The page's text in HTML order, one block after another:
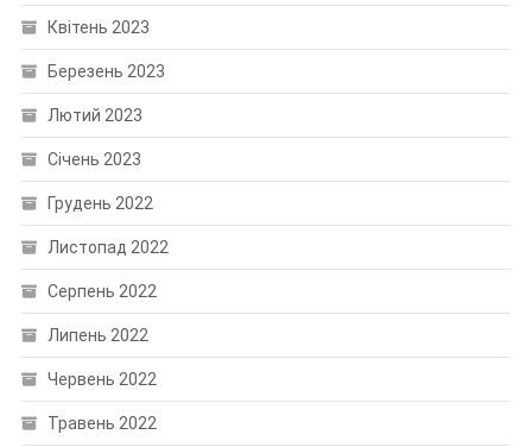
Квітень 2023
Березень 2023
Лютий 2023
Січень 2023
Грудень 2022
Листопад 2022
Серпень 2022
Липень 2022
Червень 2022
Травень 2022